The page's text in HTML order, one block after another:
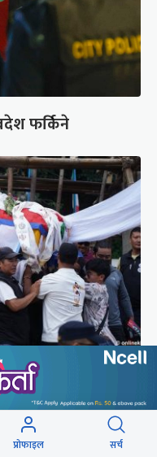
फर्किने
(तस्वीरहरू)
प्रोफाइल सर्च